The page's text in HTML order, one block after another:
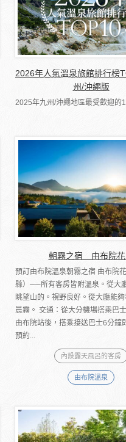
2026年人氣溫泉旅館排行榜
州/沖繩版
2025年九州/沖繩地區最受歡迎的
朝霧之宿 由布院花
預訂由布院溫泉朝霧之宿 由布院
縣）──所有客房皆附溫泉。從大
眺望山的。視野良好。從大廳能
晨霧。 交通：從大分機場搭乘巴
由布院站後，搭乘接送巴士6分鐘
預約...
內設露天風呂的客房
由布院溫泉